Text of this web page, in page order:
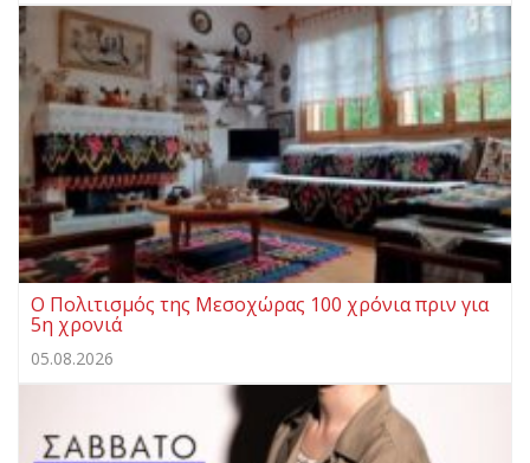
Ο Πολιτισμός της Μεσοχώρας 100 χρόνια πριν για
5η χρονιά
05.08.2026